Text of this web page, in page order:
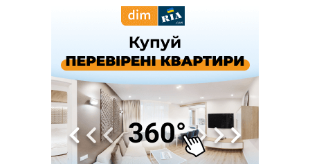
Яремчанський суд виніс вирок чоловіку, який у Буковелі
вкрав із супермаркету пляшку віскі за 8,5 тисяч
В урочищі біля Галича археологи відкопали давньоруську
вагову гирку XII–XIII століть
У Франківську медики провели серію складних операцій
на аорті
07 Серпня
У Богородчанах на "зебрі" водій Audi наїхав на
хлопчика з велосипедом